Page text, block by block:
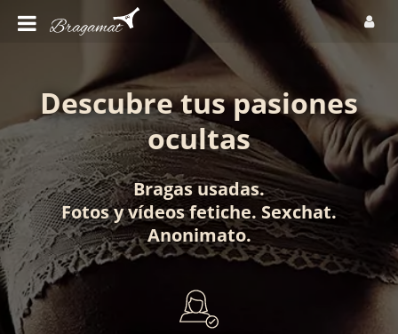
Descubre tus pasiones
ocultas
Bragas usadas.
Fotosyvídeos fetiche. Sexchat.
Anonimato.